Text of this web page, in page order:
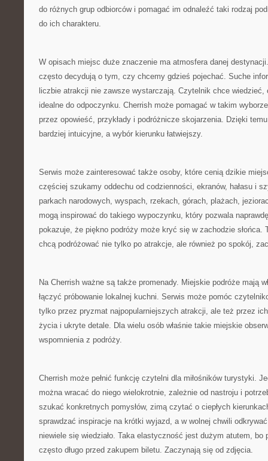
do różnych grup odbiorców i pomagać im odnaleźć taki rodzaj
do ich charakteru.
W opisach miejsc duże znaczenie ma atmosfera danej
często decydują o tym, czy chcemy gdzieś pojechać. Suche
liczbie atrakcji nie zawsze wystarczają. Czytelnik chce
idealne do odpoczynku. Cherrish może pomagać w takim
przez opowieść, przykłady i podróżnicze skojarzenia. Dzięki
bardziej intuicyjne, a wybór kierunku łatwiejszy.
Serwis może zainteresować także osoby, które cenią dzikie
częściej szukamy oddechu od codzienności, ekranów, hałasu i
parkach narodowych, wyspach, rzekach, górach, plażach,
mogą inspirować do takiego wypoczynku, który pozwala
pokazuje, że piękno podróży może kryć się w zachodzie słońca.
chcą podróżować nie tylko po atrakcje, ale również po spokój,
Na Cherrish ważne są także promenady. Miejskie podróże mają
łączyć próbowanie lokalnej kuchni. Serwis może pomóc
tylko przez pryzmat najpopularniejszych atrakcji, ale też przez
życia i ukryte detale. Dla wielu osób właśnie takie miejskie
wspomnienia z podróży.
Cherrish może pełnić funkcję czytelni dla miłośników turystyki.
można wracać do niego wielokrotnie, zależnie od nastroju i
szukać konkretnych pomysłów, zimą czytać o ciepłych
sprawdzać inspiracje na krótki wyjazd, a w wolnej chwili
niewiele się wiedziało. Taka elastyczność jest dużym atutem, bo
często długo przed zakupem biletu. Zaczynają się od zdjęcia.